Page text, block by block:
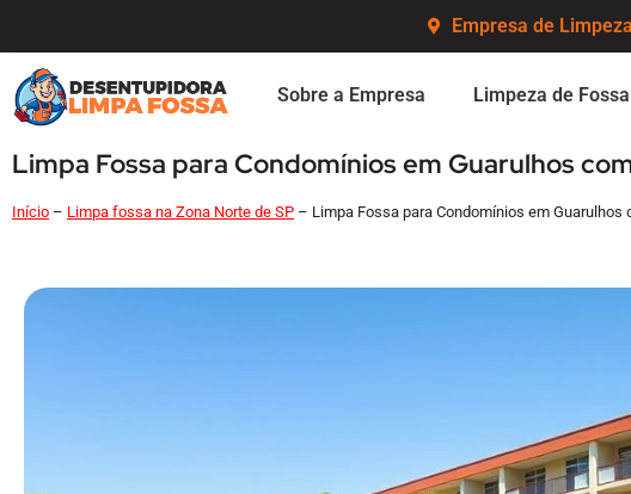
Empresa de
Sobre a Empresa Limpeza de Fossa
Limpa Fossa para Condomínios em Guarulhos
Início – Limpa fossa na Zona Norte de SP – Limpa Fossa para Condomínios em Guarulhos